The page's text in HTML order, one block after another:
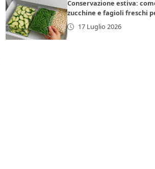
Conservazione estiva:
zucchine e fagioli freschi
17 Luglio 2026